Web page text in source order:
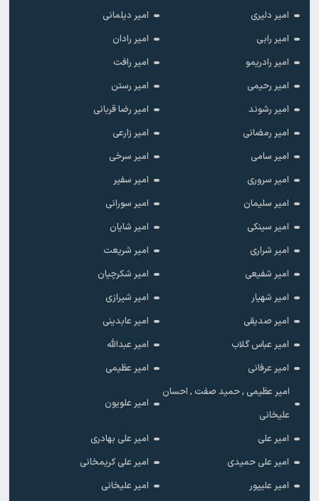
امیر دلیری
امیر دیلمانی
امیر رابی
امیر رادان
امیر رادریمو
امیر رافت
امیر رحیمی
امیر رستن
امیر رشوند
امیر رضا قربانی
امیر رمضانی
امیر زارعی
امیر سامی
امیر سرخی
امیر سروری
امیر سفیر
امیر سلیمان
امیر سورانی
امیر سینکی
امیر شایان
امیر شراری
امیر شریعت
امیر شفیعی
امیر شکرچیان
امیر شهیار
امیر شیرازی
امیر صدیقی
امیر عابدینی
امیر عباس گلاب
امیر عبدالله
امیر عرفانی
امیر عظیمی
امیر عظیمی , حمید صفت , احسان
علیخانی
امیر علویون
امیر علی
امیر علی بهادری
امیر علی حمیدی
امیر علی کریمخانی
امیر علیپور
امیر علیخانی